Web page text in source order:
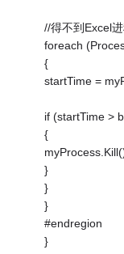
//得不到Excel
foreach
{
startTime =
if (startTime >
{
}
}
}
#endregion
}